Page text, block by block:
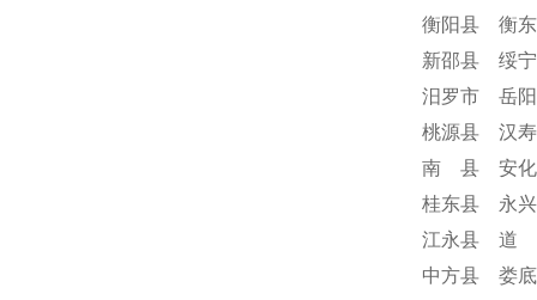
衡阳县 衡
新邵县 绥
汨罗市 岳
桃源县 汉
南 县 安化
桂东县 永
江永县 道
中方县 娄